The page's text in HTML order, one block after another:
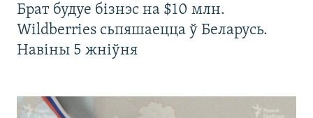
Брат будуе бізнэс на $10 млн.
Wildberries сьпяшаецца ў Беларусь.
Навіны 5 жніўня